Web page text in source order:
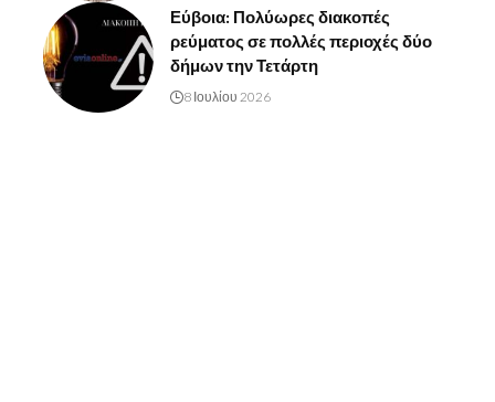
Εύβοια: Πολύωρες διακοπές
ρεύματος σε πολλές περιοχές δύο
δήμων την Τετάρτη
8 Ιουλίου 2026